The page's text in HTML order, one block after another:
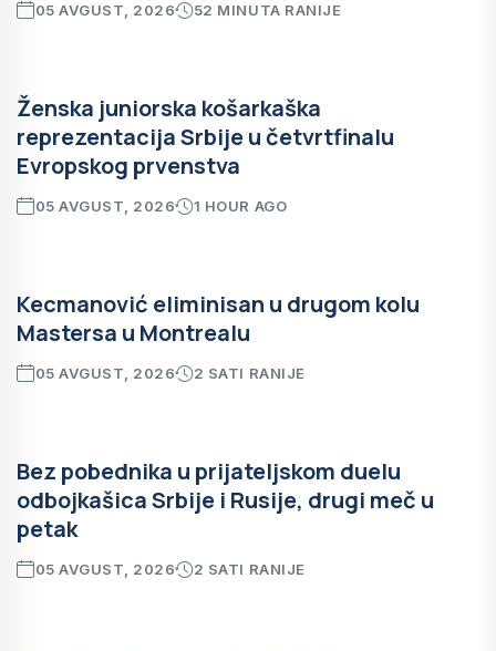
05 AVGUST, 2026 52 MINUTA RANIJE
Ženska juniorska košarkaška
reprezentacija Srbije u četvrtfinalu
Evropskog prvenstva
05 AVGUST, 2026 1 HOUR AGO
Kecmanović eliminisan u drugom kolu
Mastersa u Montrealu
05 AVGUST, 2026 2 SATI RANIJE
Bez pobednika u prijateljskom duelu
odbojkašica Srbije i Rusije, drugi meč u
petak
05 AVGUST, 2026 2 SATI RANIJE